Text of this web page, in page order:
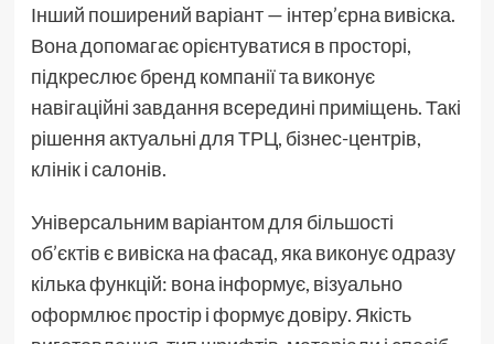
Інший поширений варіант — інтер’єрна вивіска.
Вона допомагає орієнтуватися в просторі,
підкреслює бренд компанії та виконує
навігаційні завдання всередині приміщень. Такі
рішення актуальні для ТРЦ, бізнес-центрів,
клінік і салонів.
Універсальним варіантом для більшості
об’єктів є вивіска на фасад, яка виконує одразу
кілька функцій: вона інформує, візуально
оформлює простір і формує довіру. Якість